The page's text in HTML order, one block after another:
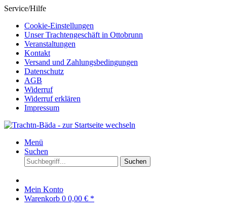
Service/Hilfe
Cookie-Einstellungen
Unser Trachtengeschäft in Ottobrunn
Veranstaltungen
Kontakt
Versand und Zahlungsbedingungen
Datenschutz
AGB
Widerruf
Widerruf erklären
Impressum
Menü
Suchen
Suchen
Mein Konto
Warenkorb 0 0,00 € *